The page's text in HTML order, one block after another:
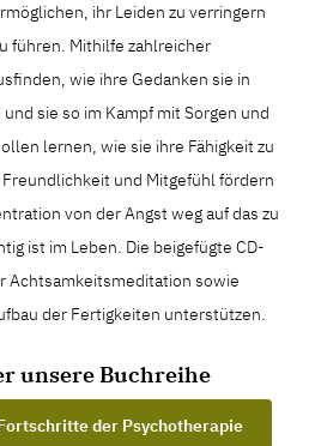
ihr Leiden zu verringern
führen. Mithilfe zahlreicher
wie ihre Gedanken sie in
sie so im Kampf mit Sorgen und
lernen, wie sie ihre Fähigkeit zu
und Mitgefühl fördern
von der Angst weg auf das zu
ist im Leben. Die beigefügte CD-
Achtsamkeitsmeditation sowie
der Fertigkeiten unterstützen.
unsere Buchreihe
der Psychotherapie